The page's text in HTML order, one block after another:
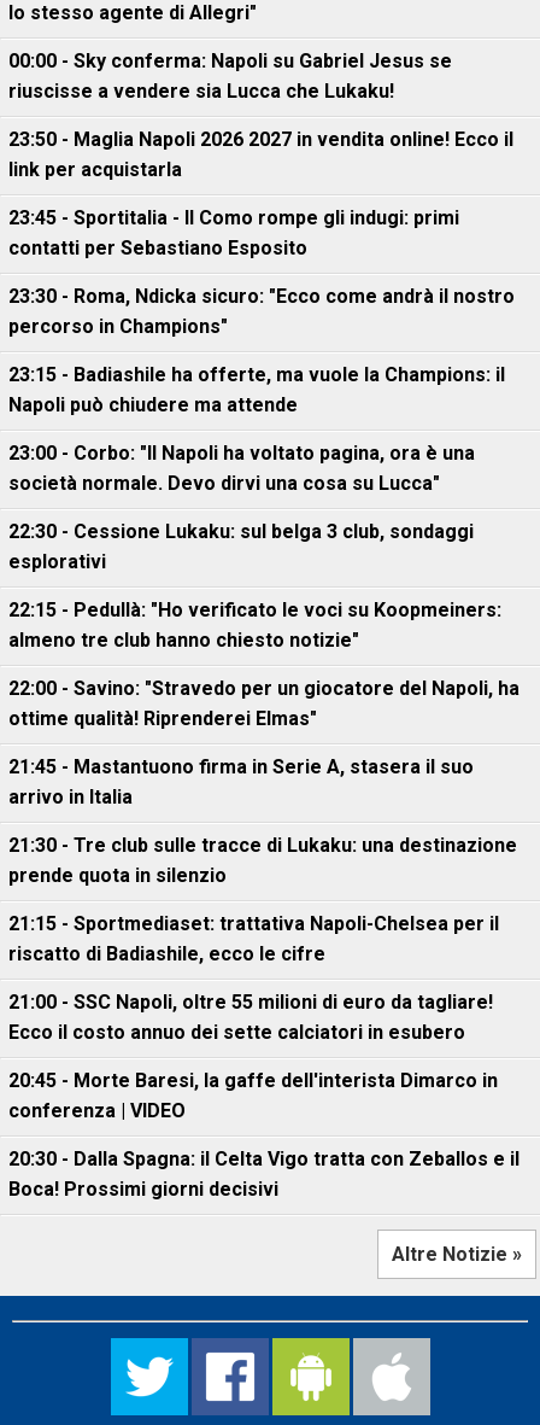
lo stesso agente di Allegri"
00:00 - Sky conferma: Napoli su Gabriel Jesus se
riuscisse a vendere sia Lucca che Lukaku!
23:50 - Maglia Napoli 2026 2027 in vendita online! Ecco il
link per acquistarla
23:45 - Sportitalia - Il Como rompe gli indugi: primi
contatti per Sebastiano Esposito
23:30 - Roma, Ndicka sicuro: "Ecco come andrà il nostro
percorso in Champions"
23:15 - Badiashile ha offerte, ma vuole la Champions: il
Napoli può chiudere ma attende
23:00 - Corbo: "Il Napoli ha voltato pagina, ora è una
società normale. Devo dirvi una cosa su Lucca"
22:30 - Cessione Lukaku: sul belga 3 club, sondaggi
esplorativi
22:15 - Pedullà: "Ho verificato le voci su Koopmeiners:
almeno tre club hanno chiesto notizie"
22:00 - Savino: "Stravedo per un giocatore del Napoli, ha
ottime qualità! Riprenderei Elmas"
21:45 - Mastantuono firma in Serie A, stasera il suo
arrivo in Italia
21:30 - Tre club sulle tracce di Lukaku: una destinazione
prende quota in silenzio
21:15 - Sportmediaset: trattativa Napoli-Chelsea per il
riscatto di Badiashile, ecco le cifre
21:00 - SSC Napoli, oltre 55 milioni di euro da tagliare!
Ecco il costo annuo dei sette calciatori in esubero
20:45 - Morte Baresi, la gaffe dell'interista Dimarco in
conferenza | VIDEO
20:30 - Dalla Spagna: il Celta Vigo tratta con Zeballos e il
Boca! Prossimi giorni decisivi
Altre Notizie »